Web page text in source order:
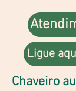
Ligue
Chaveiro